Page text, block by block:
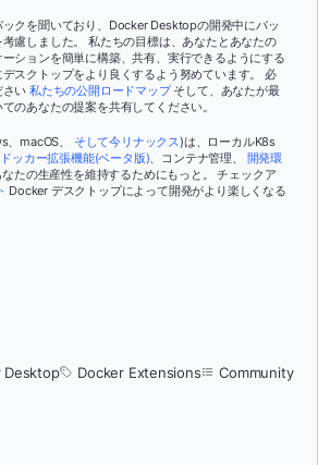
クを聞いており、Docker Desktopの開発中にバッ
慮しました。 私たちの目標は、あなたとあなたの
ションを簡単に構築、共有、実行できるようにする
スクトップをより良くするよう努めています。 必
さい私たちの公開ロードマップそして、あなたが最
のあなたの提案を共有してください。
macOS、 そして今リナックス)は、ローカルK8s
ドッカー拡張機能(ベータ版) 、コンテナ管理、 開発環
なたの生産性を維持するためにもっと。 チェックア
Docker デスクトップによって開発がより楽しくなる
Desktop Docker Extensions Community